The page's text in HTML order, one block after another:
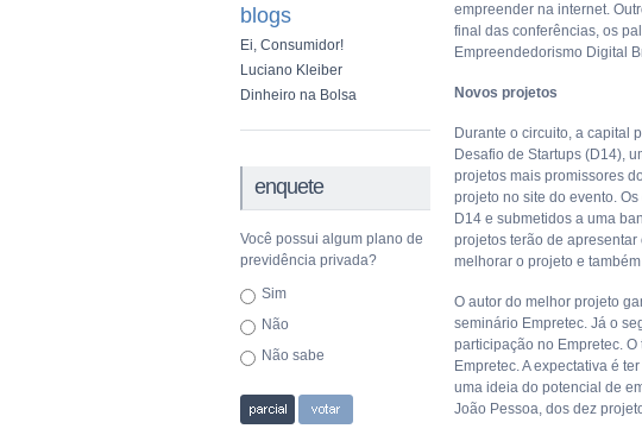
blogs
Ei, Consumidor!
Luciano Kleiber
Dinheiro na Bolsa
enquete
Você possui algum plano de
previdência privada?
Sim
Não
Não sabe
empreender na internet.
final das conferências, os
Empreendedorismo Digital
Novos projetos
Durante o circuito, a capital
Desafio de Startups (D14),
projetos mais promissores
projeto no site do evento.
D14 e submetidos a uma
projetos terão de
melhorar o projeto e
O autor do melhor projeto
seminário Empretec. Já o
participação no Empretec.
Empretec. A expectativa é
uma ideia do potencial de
João Pessoa, dos dez